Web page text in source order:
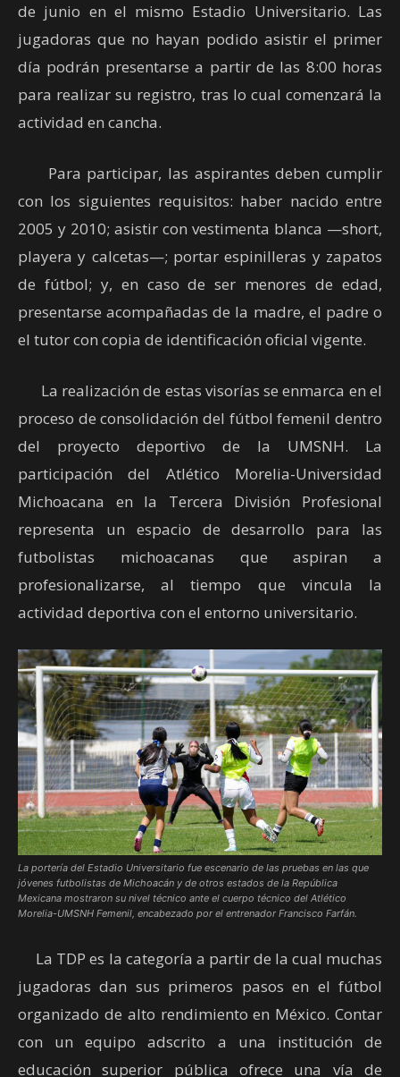
de junio en el mismo Estadio Universitario. Las
jugadoras que no hayan podido asistir el primer
día podrán presentarse a partir de las 8:00 horas
para realizar su registro, tras lo cual comenzará la
actividad en cancha.
Para participar, las aspirantes deben cumplir
con los siguientes requisitos: haber nacido entre
2005 y 2010; asistir con vestimenta blanca —short,
playera y calcetas—; portar espinilleras y zapatos
de fútbol; y, en caso de ser menores de edad,
presentarse acompañadas de la madre, el padre o
el tutor con copia de identificación oficial vigente.
La realización de estas visorías se enmarca en el
proceso de consolidación del fútbol femenil dentro
del proyecto deportivo de la UMSNH. La
participación del Atlético Morelia-Universidad
Michoacana en la Tercera División Profesional
representa un espacio de desarrollo para las
futbolistas michoacanas que aspiran a
profesionalizarse, al tiempo que vincula la
actividad deportiva con el entorno universitario.
La portería del Estadio Universitario fue escenario de las pruebas en las que
jóvenes futbolistas de Michoacán y de otros estados de la República
Mexicana mostraron su nivel técnico ante el cuerpo técnico del Atlético
Morelia-UMSNH Femenil, encabezado por el entrenador Francisco Farfán.
La TDP es la categoría a partir de la cual muchas
jugadoras dan sus primeros pasos en el fútbol
organizado de alto rendimiento en México. Contar
con un equipo adscrito a una institución de
educación superior pública ofrece una vía de